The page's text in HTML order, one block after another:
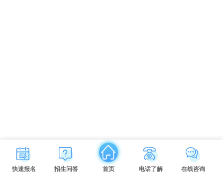
快速报名 招生问答 首页 电话了解 在线咨询